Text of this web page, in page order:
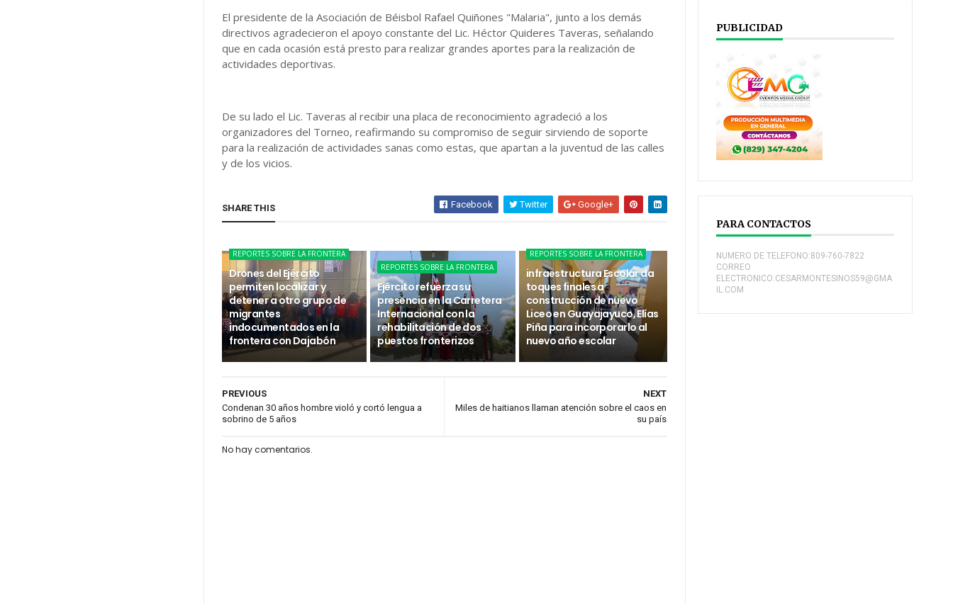
El presidente de la Asociación de Béisbol Rafael Quiñones "Malaria", junto a los demás
directivos agradecieron el apoyo constante del Lic. Héctor Quideres Taveras, señalando
que en cada ocasión está presto para realizar grandes aportes para la realización de
actividades deportivas.
De su lado el Lic. Taveras al recibir una placa de reconocimiento agradeció a los
organizadores del Torneo, reafirmando su compromiso de seguir sirviendo de soporte
para la realización de actividades sanas como estas, que apartan a la juventud de las calles
y de los vicios.
SHARE THIS Facebook Twitter Google+
REPORTES SOBRE LA FRONTERA
Drones del Ejército
permiten localizar y
detener a otro grupo de
migrantes
indocumentados en la
frontera con Dajabón
REPORTES SOBRE LA FRONTERA
Ejército refuerza su
presencia en la Carretera
Internacional con la
rehabilitación de dos
puestos fronterizos
REPORTES SOBRE LA FRONTERA
infraestructura Escolar da
toques finales a
construcción de nuevo
Liceo en Guayajayuco, Elías
Piña para incorporarlo al
nuevo año escolar
NEXT
Miles de haitianos llaman atención sobre el caos en
su país
PREVIOUS
Condenan 30 años hombre violó y cortó lengua a
sobrino de 5 años
No hay comentarios.
PUBLICIDAD
PARA CONTACTOS
NUMERO DE TELEFONO:809-760-7822
CORREO
ELECTRONICO:CESARMONTESINOS59@GMA
IL.COM